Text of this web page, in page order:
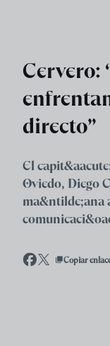
Cervero:
directo”
El
Oviedo, Diego
ma&ntilde;ana
Copiar